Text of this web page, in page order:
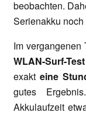
beobachten.
Serienakku
Im vergangenen
WLAN-Surf-Test
exakteine
gutes
Akkulaufzeit